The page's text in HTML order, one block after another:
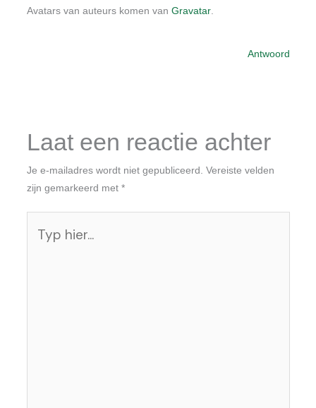
Avatars van auteurs komen van Gravatar.
Antwoord
Laat een reactie achter
Je e-mailadres wordt niet gepubliceerd. Vereiste velden
zijn gemarkeerd met *
hier...